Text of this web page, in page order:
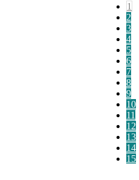
1
2
3
4
5
6
7
8
9
10
11
12
13
14
15